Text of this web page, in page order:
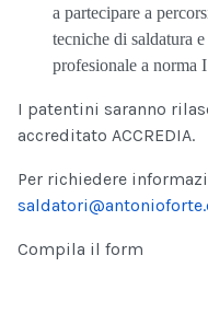
a partecipare a
tecniche di saldatura
profesionale a norma
I patentini saranno
accreditato ACCREDIA.
Per richiedere
Compila il form